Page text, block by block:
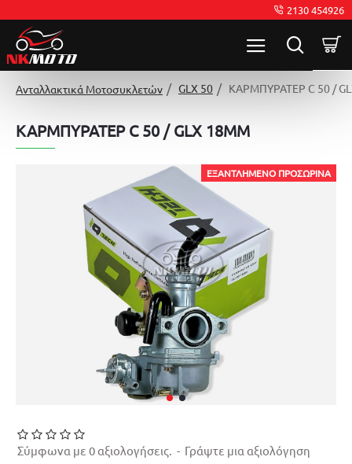
2130 454926
Ανταλλακτικά Μοτοσυκλετών GLX 50 ΚΑΡΜΠΥΡΑΤΕΡ C 50 /
ΚΑΡΜΠΥΡΑΤΕΡ C 50 / GLX 18MM
ΕΞΑΝΤΛΗΜΈΝΟ ΠΡΟΣΩΡΙΝΆ
Σύμφωνα με 0 αξιολογήσεις. - Γράψτε μια αξιολόγηση